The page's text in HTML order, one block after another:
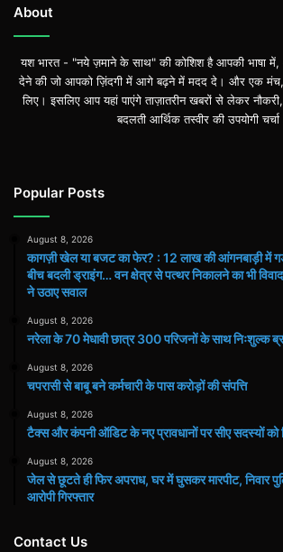
About
यश भारत - "नये ज़माने के साथ" की कोशिश है आपकी भाषा में,
देने की जो आपको ज़िंदगी में आगे बढ़ने में मदद दे। और एक
लिए। इसलिए आप यहां पाएंगे ताज़ातरीन खबरों से लेकर
बदलती आर्थिक तस्वीर की उपयोगी
Popular Posts
August 8, 2026
कागज़ी खेल या बजट का फेर? : 12 लाख की आंगनबाड़ी में
बीच बदली ड्राइंग… वन क्षेत्र से पत्थर निकालने का भी विवाद,
ने उठाए सवाल
August 8, 2026
नरेला के 70 मेधावी छात्र 300 परिजनों के साथ निःशुल्क
August 8, 2026
चपरासी से बाबू बने कर्मचारी के पास करोड़ों की संपत्ति
August 8, 2026
टैक्स और कंपनी ऑडिट के नए प्रावधानों पर सीए सदस्यों को
August 8, 2026
जेल से छूटते ही फिर अपराध, घर में घुसकर मारपीट, निवार
आरोपी गिरफ्तार
Contact Us